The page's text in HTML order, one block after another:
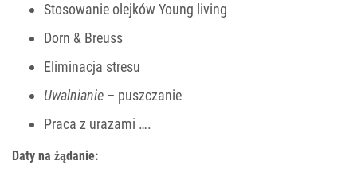
Stosowanie olejków Young living
Dorn & Breuss
Eliminacja stresu
Uwalnianie – puszczanie
Praca z urazami ….
Daty na żądanie: